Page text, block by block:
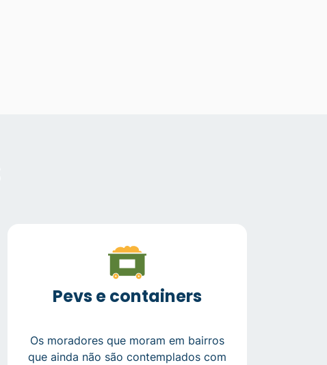
Pevs e containers
Os moradores que moram em bairros
que ainda não são contemplados com